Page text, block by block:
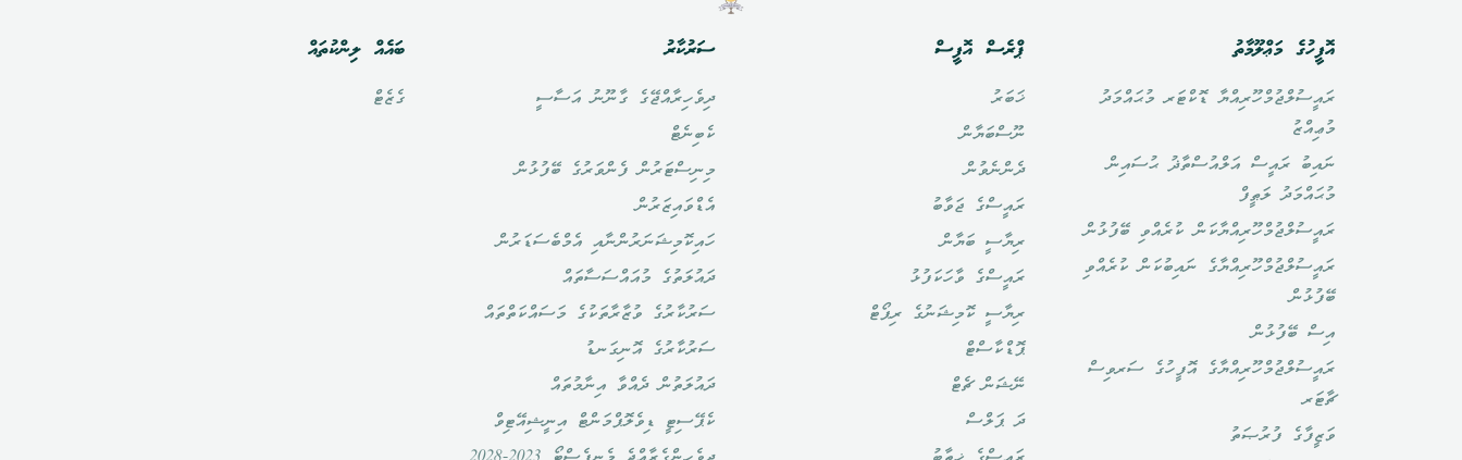
އޮފީހުގެ މަޢްލޫމާތު
ރައީސުލްޖުމްހޫރިއްޔާ ޑޮކްޓަރ މުޙައްމަދު
މުޢިއްޒު
ނައިބު ރައީސް އަލްއުސްތާޛު ޙުސައިން
މުޙައްމަދު ލަޠީފް
ރައީސުލްޖުމްހޫރިއްޔާކަން ކުރެއްވި ބޭފުޅުން
ރައީސުލްޖުމްހޫރިއްޔާގެ ނައިބުކަން ކުރެއްވި
ބޭފުޅުން
އިސް ބޭފުޅުން
ރައީސުލްޖުމްހޫރިއްޔާގެ އޮފީހުގެ ސަރވިސް
ޗާޓަރ
ވަޒީފާގެ ފުރުޞަތު
ޕްރެސް އޮފީސް
ޚަބަރު
ނޫސްބަޔާން
ދެންނެވުން
ރައީސްގެ ޖަވާބު
ރިޔާސީ ބަޔާން
ރައީސްގެ ވާހަކަފުޅު
ރިޔާސީ ކޮމިޝަނުގެ ރިޕޯޓް
ޕޮޑްކާސްޓް
ނޭޝަން ޗެޓް
ދަ ޕަލްސް
ސަރުކާރު
ދިވެހިރާއްޖޭގެ ގާނޫނު އަސާސީ
ކެބިނެޓް
މިނިސްޓަރުން ފެންވަރުގެ ބޭފުޅުން
އެޑްވައިޒަރުން
ހައިކޮމިޝަނަރުންނާއި އެމްބެސަޑަރުން
ދައުލަތުގެ މުއައްސަސާތައް
ސަރުކާރުގެ ވުޒާރާތަކުގެ މަސައްކަތްތައް
ސަރުކާރުގެ އޮނިގަނޑު
ދައުލަތުން ދެއްވާ އިނާމުތައް
ކެޕޭސިޓީ ޑިވެލޮޕްމަންޓް އިނީޝިއޭޓިވް
ބައެއް ލިންކުތައް
ގެޒެޓް